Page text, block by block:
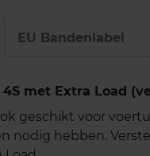
EU Bandenlabel
4S met Extra Load
geschikt voor
nodig hebben.